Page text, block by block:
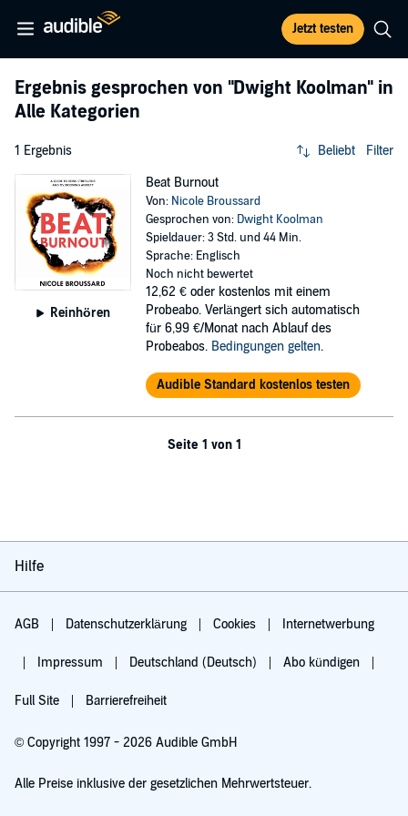
Jetzt testen
Ergebnis gesprochen von "Dwight Koolman" in
Alle Kategorien
1 Ergebnis Beliebt Filter
Reinhören
Beat Burnout
Von: Nicole Broussard
Gesprochen von: Dwight Koolman
Spieldauer: 3 Std. und 44 Min.
Sprache: Englisch
Noch nicht bewertet
12,62 € oder kostenlos mit einem
Probeabo. Verlängert sich automatisch
für 6,99 €/Monat nach Ablauf des
Probeabos. Bedingungen gelten.
Audible Standard kostenlos testen
Seite 1 von 1
Hilfe
AGB Datenschutzerklärung Cookies Internetwerbung
Impressum Deutschland (Deutsch) Abo kündigen
Full Site Barrierefreiheit
© Copyright 1997 - 2026 Audible GmbH
Alle Preise inklusive der gesetzlichen Mehrwertsteuer.